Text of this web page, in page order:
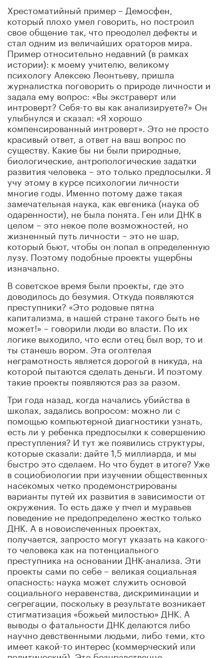
Хрестоматийный пример – Демосфен,
который плохо умел говорить, но построил
свое общение так, что преодолел дефекты и
стал одним из величайших ораторов мира.
Пример относительно недавний (в рамках
истории): к моему учителю, великому
психологу Алексею Леонтьеву, пришла
журналистка поговорить о природе личности и
задала ему вопрос: «Вы экстраверт или
интроверт? Себя-то вы как анализируете?» Он
улыбнулся и сказал: «Я хорошо
компенсированный интроверт». Это не просто
красивый ответ, а ответ на ваш вопрос по
существу. Какие бы ни были природные,
биологические, антропологические задатки
развития человека – это только предпосылки. Я
учу этому в курсе психологии личности
многие годы. Именно потому даже такая
замечательная наука, как евгеника (наука об
одаренности), не была понята. Ген или ДНК в
целом – это некое поле возможностей, но
жизненный путь личности – это не шар,
который бьют, чтобы он попал в определенную
лузу. Поэтому подобные проекты ущербны
изначально.
В советское время были проекты, где это
доводилось до безумия. Откуда появляются
преступники? «Это родовые пятна
капитализма, в нашей стране такого быть не
может!» – говорили люди во власти. По их
логике выходило, что если отец был вор, то и
ты станешь вором. Эта оголтелая
неграмотность является дорогой в никуда, на
которой пытаются сделать деньги. И поэтому
такие проекты появляются раз за разом.
Три года назад, когда начались убийства в
школах, задались вопросом: можно ли с
помощью компьютерной диагностики узнать,
есть ли у ребенка предпосылки к совершению
преступления? И тут же появились структуры,
которые сказали: дайте 1,5 миллиарда, и мы
быстро это сделаем. Но что будет в итоге? Уже
в социобиологии при изучении общественных
насекомых четко продемонстрированы
варианты путей их развития в зависимости от
окружения. То есть даже у пчел и муравьев
поведение не предопределено жестко только
ДНК. А в новоиспеченных проектах,
получается, запросто могут указать на какого-
то человека как на потенциального
преступника на основании ДНК-анализа. Эти
проекты сами по себе – великая социальная
опасность: наука может служить основой
социального неравенства, дискриминации и
сегрегации, поскольку в результате возникает
стигматизация «божьей милостью» ДНК. А
выводы о фатальности ДНК делаются либо
научно девственными людьми, либо теми, кто
имеет какой-то интерес (коммерческий или